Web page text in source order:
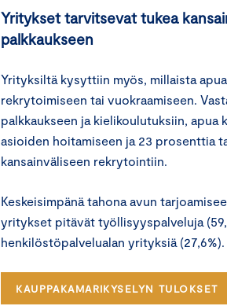
Yritykset tarvitsevat tukea
palkkaukseen
Yrityksiltä kysyttiin myös, millaista
rekrytoimiseen tai vuokraamiseen.
palkkaukseen ja kielikoulutuksiin,
asioiden hoitamiseen ja 23 prosenttia
kansainväliseen rekrytointiin.
Keskeisimpänä tahona avun
yritykset pitävät työllisyyspalveluja
henkilöstöpalvelualan yrityksiä (27,6%).
KAUPPAKAMARIKYSELYN TULOKSET